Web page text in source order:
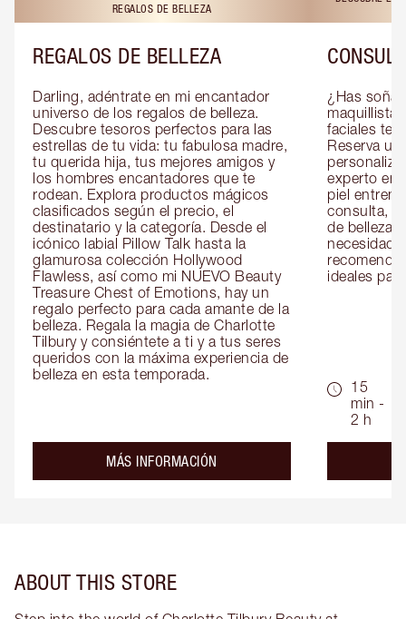
REGALOS DE BELLEZA
REGALOS DE BELLEZA
Darling, adéntrate en mi encantador
universo de los regalos de belleza.
Descubre tesoros perfectos para las
estrellas de tu vida: tu fabulosa madre,
tu querida hija, tus mejores amigos y
los hombres encantadores que te
rodean. Explora productos mágicos
clasificados según el precio, el
destinatario y la categoría. Desde el
icónico labial Pillow Talk hasta la
glamurosa colección Hollywood
Flawless, así como mi NUEVO Beauty
Treasure Chest of Emotions, hay un
regalo perfecto para cada amante de la
belleza. Regala la magia de Charlotte
Tilbury y consiéntete a ti y a tus seres
queridos con la máxima experiencia de
belleza en esta temporada.
MÁS INFORMACIÓN
¿Has
maquillista
faciales te
Reserva
experto en
piel
consulta,
de belleza
ideales
15
min -
2 h
ABOUT THIS STORE